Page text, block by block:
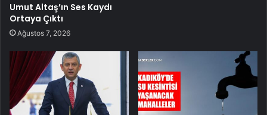
Umut Altaş’ın Ses Kaydı
Ortaya Çıktı
Ağustos 7, 2026